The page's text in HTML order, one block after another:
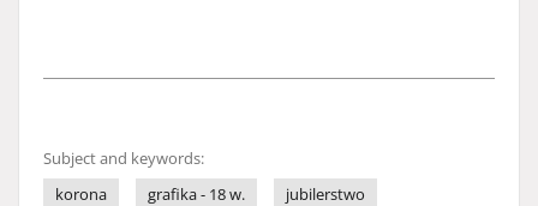
Subject and keywords:
korona
grafika - 18 w.
jubilerstwo